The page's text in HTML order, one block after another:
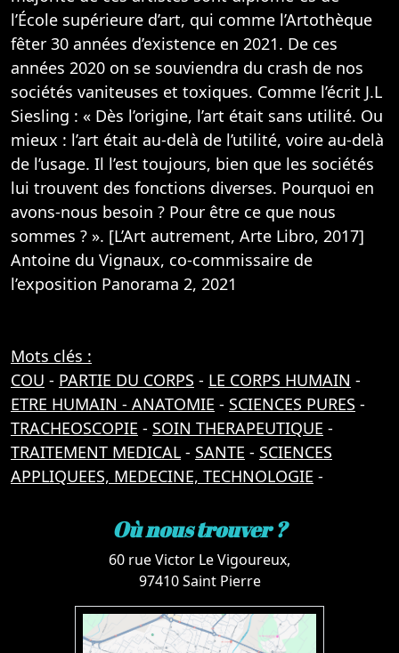
l’École supérieure d’art, qui comme l’Artothèque
fêter 30 années d’existence en 2021. De ces
années 2020 on se souviendra du crash de nos
sociétés vaniteuses et toxiques. Comme l’écrit J.L
Siesling : « Dès l’origine, l’art était sans utilité. Ou
mieux : l’art était au-delà de l’utilité, voire au-delà
de l’usage. Il l’est toujours, bien que les sociétés
lui trouvent des fonctions diverses. Pourquoi en
avons-nous besoin ? Pour être ce que nous
sommes ? ». [L’Art autrement, Arte Libro, 2017]
Antoine du Vignaux, co-commissaire de
l’exposition Panorama 2, 2021
Mots clés :
COU - PARTIE DU CORPS - LE CORPS HUMAIN -
ETRE HUMAIN - ANATOMIE - SCIENCES PURES -
TRACHEOSCOPIE - SOIN THERAPEUTIQUE -
TRAITEMENT MEDICAL - SANTE - SCIENCES
APPLIQUEES, MEDECINE, TECHNOLOGIE -
Où nous trouver ?
60 rue Victor Le Vigoureux,
97410 Saint Pierre